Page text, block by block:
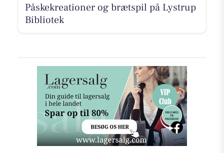
Påskekreationer og brætspil på Lystrup
Bibliotek